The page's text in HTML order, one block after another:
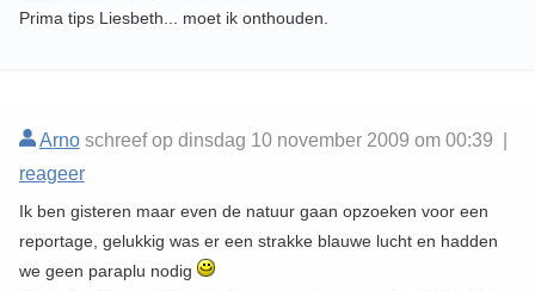
Prima tips Liesbeth... moet ik onthouden.
Arnoschreef op dinsdag 10 november 2009 om 00:39 |
reageer
Ik ben gisteren maar even de natuur gaan opzoeken voor een
reportage, gelukkig was er een strakke blauwe lucht en hadden
we geen paraplu nodig